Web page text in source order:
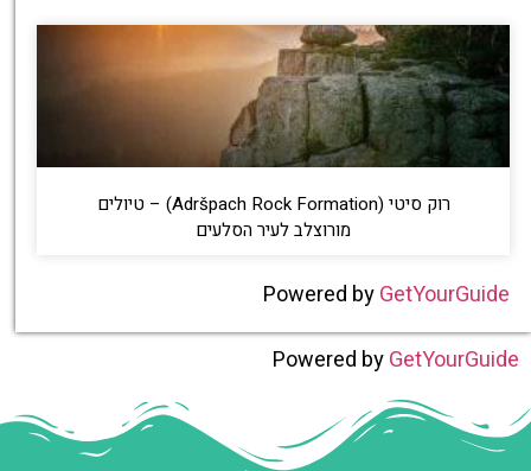
רוק סיטי (Adršpach Rock Formation) – טיולים
מורוצלב לעיר הסלעים
Powered byGetYourGuide
Powered byGetYourGuide